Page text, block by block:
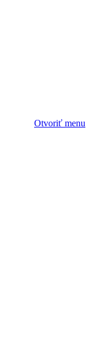
Otvoriť menu